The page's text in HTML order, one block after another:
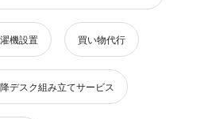
機設置 買い物代行
デスク組み立てサービス